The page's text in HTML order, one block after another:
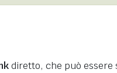
diretto, che può essere